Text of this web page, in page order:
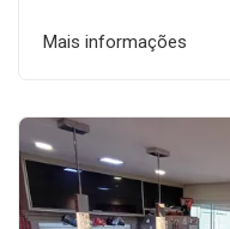
Mais informações